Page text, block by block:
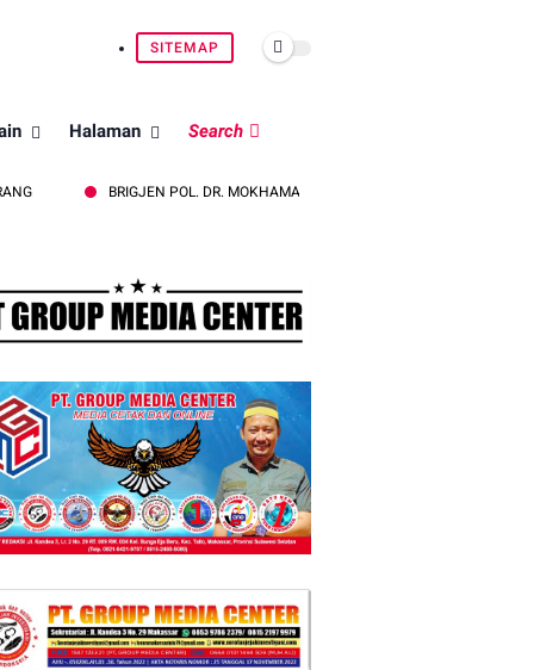
SITEMAP
Halaman Search
BRIGJEN POL. DR. MOKHAMAD NGAJIB TEGAS: STOP PEMBAKARAN HUTAN